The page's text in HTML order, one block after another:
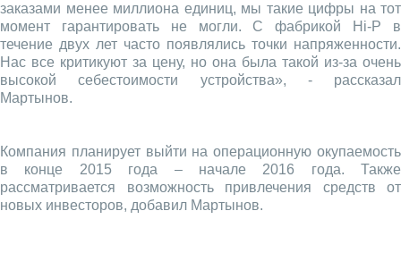
заказами менее миллиона единиц, мы такие цифры на тот
момент гарантировать не могли. C фабрикой Hi-P в
течение двух лет часто появлялись точки напряженности.
Нас все критикуют за цену, но она была такой из-за очень
высокой себестоимости устройства», - рассказал
Мартынов.
Компания планирует выйти на операционную окупаемость
в конце 2015 года – начале 2016 года. Также
рассматривается возможность привлечения средств от
новых инвесторов, добавил Мартынов.